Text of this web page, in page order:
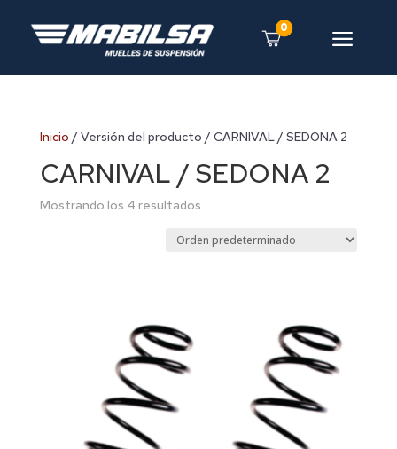
0 a
Inicio / Versión del producto / CARNIVAL / SEDONA 2
CARNIVAL / SEDONA 2
Mostrando los 4 resultados